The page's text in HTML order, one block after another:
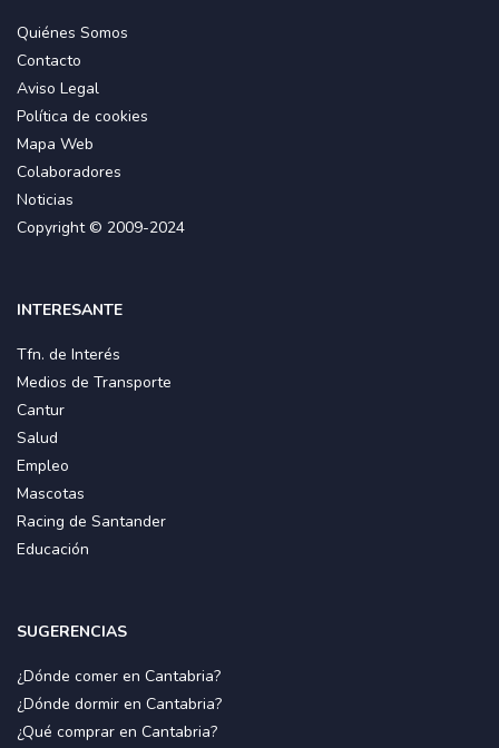
Quiénes Somos
Contacto
Aviso Legal
Política de cookies
Mapa Web
Colaboradores
Noticias
Copyright © 2009-2024
INTERESANTE
Tfn. de Interés
Medios de Transporte
Cantur
Salud
Empleo
Mascotas
Racing de Santander
Educación
SUGERENCIAS
¿Dónde comer en Cantabria?
¿Dónde dormir en Cantabria?
¿Qué comprar en Cantabria?